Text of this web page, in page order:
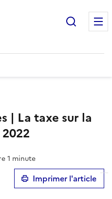
| La taxe sur la
1 minute
Imprimer l'article